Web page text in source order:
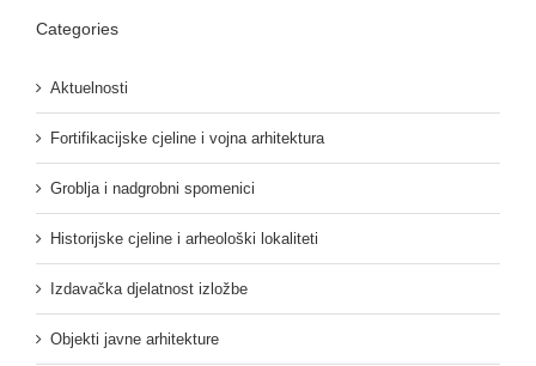
Categories
Aktuelnosti
Fortifikacijske cjeline i vojna arhitektura
Groblja i nadgrobni spomenici
Historijske cjeline i arheološki lokaliteti
Izdavačka djelatnost izložbe
Objekti javne arhitekture